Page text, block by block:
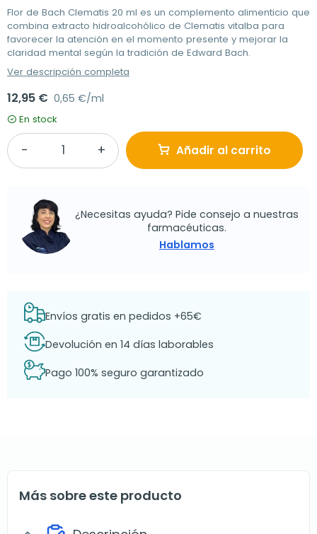
Flor de Bach Clematis 20 ml es un complemento alimenticio que
combina extracto hidroalcohólico de Clematis vitalba para
favorecer la atención en el momento presente y mejorar la
claridad mental según la tradición de Edward Bach.
Ver descripción completa
12,95 € 0,65 €/ml
En stock
Añadir al carrito
¿Necesitas ayuda? Pide consejo a nuestras
farmacéuticas.
Hablamos
Envíos gratis en pedidos +65€
Devolución en 14 días laborables
Pago 100% seguro garantizado
Más sobre este producto